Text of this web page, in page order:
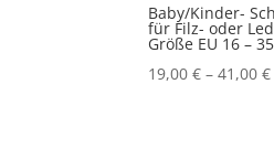
Baby/Kinder-
für Filz- oder
Größe EU 16 – 35
19,00€ –41,00€